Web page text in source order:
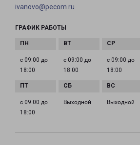
ivanovo@pecom.ru
ГРАФИК РАБОТЫ
с 09:00 до
18:00
с 09:00 до
18:00
с 09:00 до
18:00
с 09:00 до
18:00
Выходной Выходной